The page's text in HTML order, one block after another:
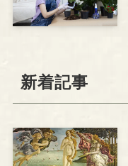
新着記事